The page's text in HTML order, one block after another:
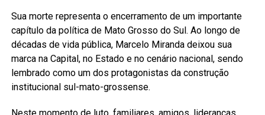
Sua morte representa o encerramento de um importante
capítulo da política de Mato Grosso do Sul. Ao longo de
décadas de vida pública, Marcelo Miranda deixou sua
marca na Capital, no Estado e no cenário nacional, sendo
lembrado como um dos protagonistas da construção
institucional sul-mato-grossense.